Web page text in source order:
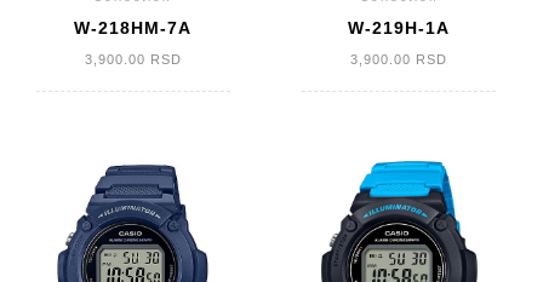
W-218HM-7A
3,900.00 RSD
W-219H-1A
3,900.00 RSD